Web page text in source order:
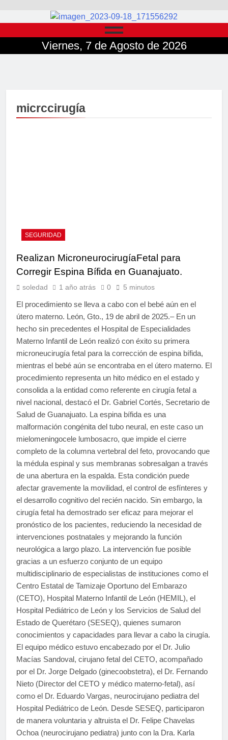
Viernes, 7 de Agosto de 2026
micrccirugía
SEGURIDAD
Realizan MicroneurocirugíaFetal para
Corregir Espina Bífida en Guanajuato.
soledad 1 año atrás 0 5 minutos
El procedimiento se lleva a cabo con el bebé aún en el
útero materno. León, Gto., 19 de abril de 2025.– En un
hecho sin precedentes el Hospital de Especialidades
Materno Infantil de León realizó con éxito su primera
microneucirugía fetal para la corrección de espina bífida,
mientras el bebé aún se encontraba en el útero materno. El
procedimiento representa un hito médico en el estado y
consolida a la entidad como referente en cirugía fetal a
nivel nacional, destacó el Dr. Gabriel Cortés, Secretario de
Salud de Guanajuato. La espina bífida es una
malformación congénita del tubo neural, en este caso un
mielomeningocele lumbosacro, que impide el cierre
completo de la columna vertebral del feto, provocando que
la médula espinal y sus membranas sobresalgan a través
de una abertura en la espalda. Esta condición puede
afectar gravemente la movilidad, el control de esfínteres y
el desarrollo cognitivo del recién nacido. Sin embargo, la
cirugía fetal ha demostrado ser eficaz para mejorar el
pronóstico de los pacientes, reduciendo la necesidad de
intervenciones postnatales y mejorando la función
neurológica a largo plazo. La intervención fue posible
gracias a un esfuerzo conjunto de un equipo
multidisciplinario de especialistas de instituciones como el
Centro Estatal de Tamizaje Oportuno del Embarazo
(CETO), Hospital Materno Infantil de León (HEMIL), el
Hospital Pediátrico de León y los Servicios de Salud del
Estado de Querétaro (SESEQ), quienes sumaron
conocimientos y capacidades para llevar a cabo la cirugía.
El equipo médico estuvo encabezado por el Dr. Julio
Macías Sandoval, cirujano fetal del CETO, acompañado
por el Dr. Jorge Delgado (ginecoobstetra), el Dr. Fernando
Nieto (Director del CETO y médico materno-fetal), así
como el Dr. Eduardo Vargas, neurocirujano pediatra del
Hospital Pediátrico de León. Desde SESEQ, participaron
de manera voluntaria y altruista el Dr. Felipe Chavelas
Ochoa (neurocirujano pediatra) junto con la Dra. Karla